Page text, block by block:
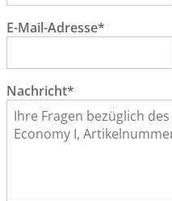
E-Mail-Adresse*
Nachricht*